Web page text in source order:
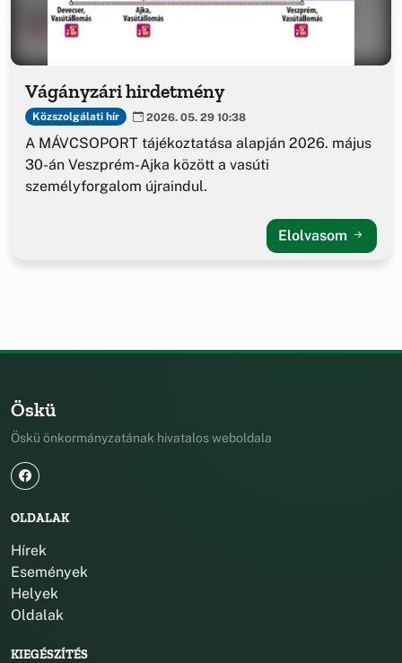
Vágányzári hirdetmény
Közszolgálati hír 2026. 05. 29 10:38
A MÁVCSOPORT tájékoztatása alapján 2026. május
30-án Veszprém-Ajka között a vasúti
személyforgalom újraindul.
Elolvasom
Öskü
Öskü önkormányzatának hivatalos weboldala
OLDALAK
Hírek
Események
Helyek
Oldalak
KIEGÉSZÍTÉS